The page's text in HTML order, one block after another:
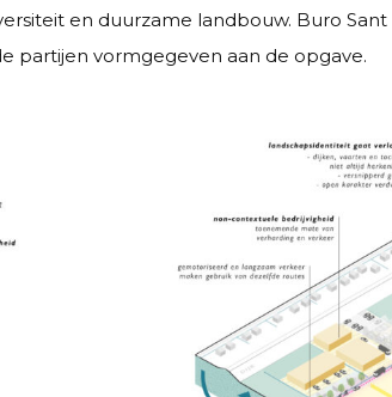
en duurzame landbouw. Buro Sant
partijen vormgegeven aan de opgave.